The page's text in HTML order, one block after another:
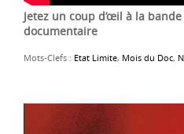
Jetez un coup d’œil à la bande
documentaire
Mots-Clefs : Etat Limite, Mois du Doc,